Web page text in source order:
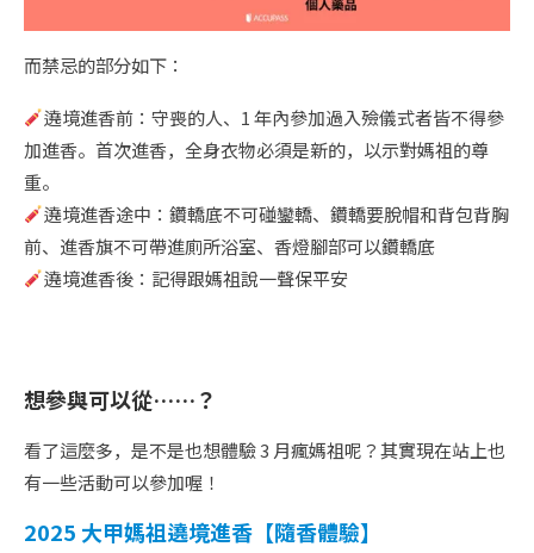
而禁忌的部分如下：
遶境進香前：守喪的人、1 年內參加過入殮儀式者皆不得參
加進香。首次進香，全身衣物必須是新的，以示對媽祖的尊
重。
遶境進香途中：鑽轎底不可碰鑾轎、鑽轎要脫帽和背包背胸
前、進香旗不可帶進廁所浴室、香燈腳部可以鑽轎底
遶境進香後：記得跟媽祖說一聲保平安
想參與可以從……？
看了這麼多，是不是也想體驗 3 月瘋媽祖呢？其實現在站上也
有一些活動可以參加喔！
2025 大甲媽祖遶境進香【隨香體驗】